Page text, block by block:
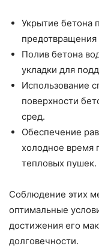
Укрытие бетона
Полив бетона
укладки для
Использование
поверхности
сред.
Обеспечение
холодное время
тепловых пушек.
Соблюдение этих
оптимальные
достижения его
долговечности.